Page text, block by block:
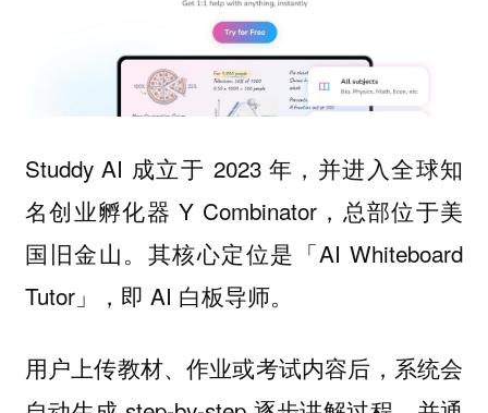
Studdy AI 成立于 2023 年，并进入全球知
名创业孵化器 Y Combinator，总部位于美
国旧金山。其核心定位是「AI Whiteboard
Tutor」，即 AI 白板导师。
用户上传教材、作业或考试内容后，系统会